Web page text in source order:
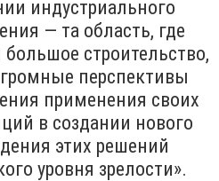
индустриального
— та область, где
большое строительство,
перспективы
применения своих
в создании нового
этих решений
уровня зрелости».